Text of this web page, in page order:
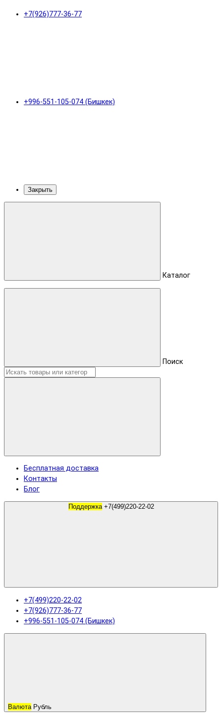
+7(926)777-36-77
+996-551-105-074 (Бишкек)
Закрыть
Каталог
Поиск
Бесплатная доставка
Контакты
Блог
Поддержка +7(499)220-22-02
+7(499)220-22-02
+7(926)777-36-77
+996-551-105-074 (Бишкек)
Валюта Рубль